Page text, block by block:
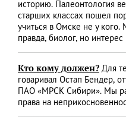
историю. Палеонтология
старших классах пошел
учиться в Омске не у
правда, биолог, но
Кто кому должен? Для
говаривал Остап Бендер,
ПАО «МРСК Сибири». Мы
права на